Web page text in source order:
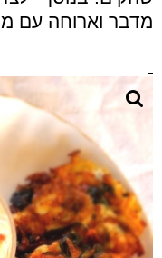
מדבר וארוחה עם